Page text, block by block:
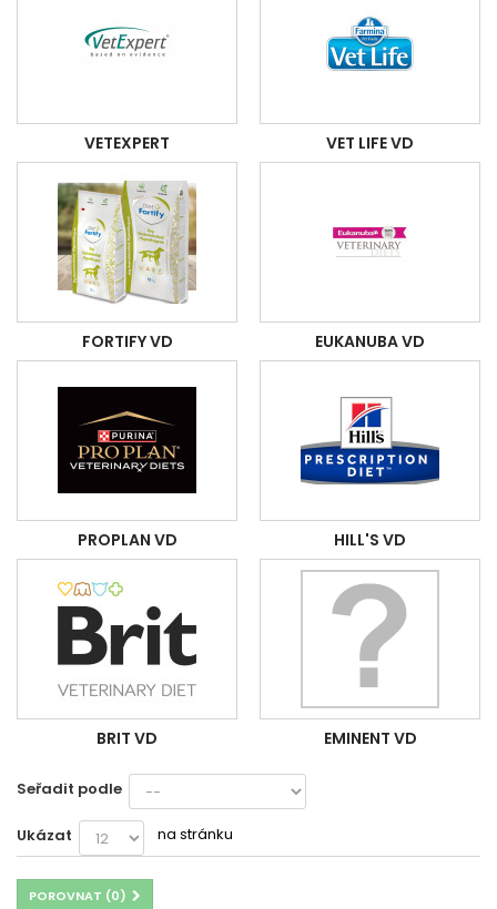
VETEXPERT VET LIFE VD
FORTIFY VD EUKANUBA VD
PROPLAN VD HILL'S VD
BRIT VD EMINENT VD
Seřadit podle
Ukázat na stránku
POROVNAT (0)